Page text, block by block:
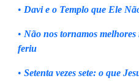
• Davi e o Templo que Ele
• Não nos tornamos
feriu
• Setenta vezes sete: o que